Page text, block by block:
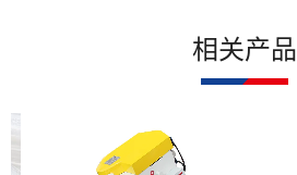
相关产品